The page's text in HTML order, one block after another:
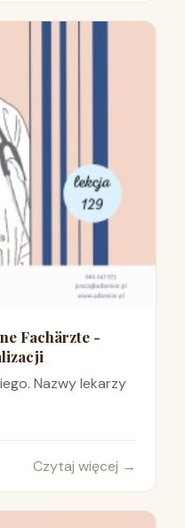
Fachärzte -
Nazwy lekarzy
Czytaj więcej →